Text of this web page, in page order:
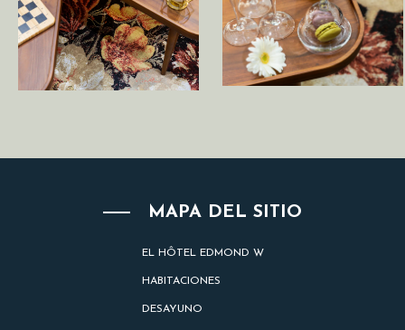
MAPA DEL SITIO
EL HÔTEL EDMOND W
HABITACIONES
DESAYUNO